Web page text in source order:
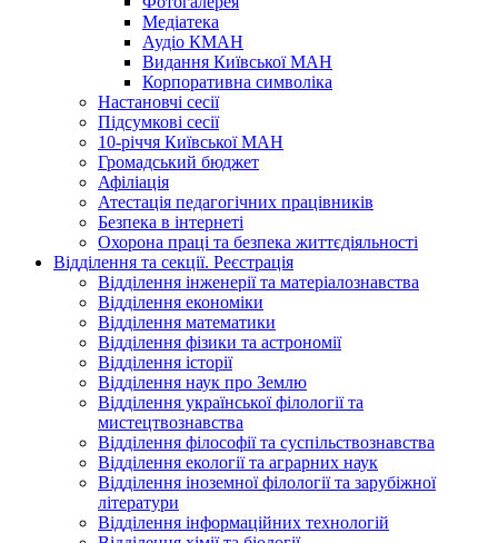
Медіатека
Аудіо КМАН
Видання Київської МАН
Корпоративна символіка
Настановчі сесії
Підсумкові сесії
10-річчя Київської МАН
Громадський бюджет
Афіліація
Атестація педагогічних працівників
Безпека в інтернеті
Охорона праці та безпека життєдіяльності
Відділення та секції. Реєстрація
Відділення інженерії та матеріалознавства
Відділення економіки
Відділення математики
Відділення фізики та астрономії
Відділення історії
Відділення наук про Землю
Відділення української філології та
мистецтвознавства
Відділення філософії та суспільствознавства
Відділення екології та аграрних наук
Відділення іноземної філології та зарубіжної
літератури
Відділення інформаційних технологій